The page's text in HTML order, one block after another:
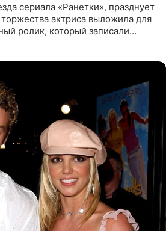
сериала «Ранетки», празднует
актриса выложила для
ролик, который записали